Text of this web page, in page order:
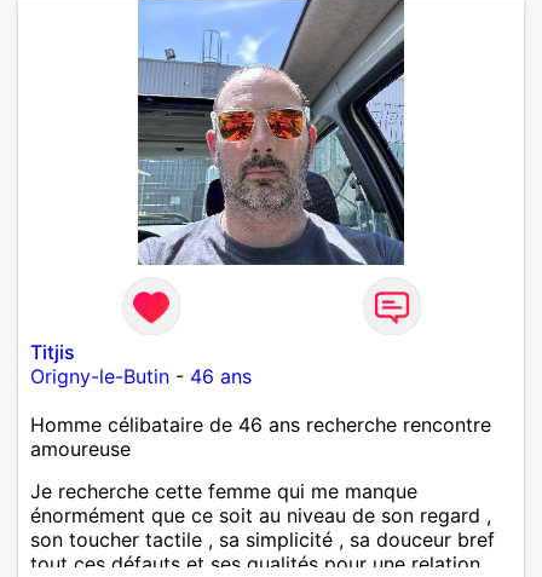
Titjis
Origny-le-Butin - 46 ans
Homme célibataire de 46 ans recherche rencontre
amoureuse
Je recherche cette femme qui me manque
énormément que ce soit au niveau de son regard ,
son toucher tactile , sa simplicité , sa douceur bref
tout ces défauts et ses qualités pour une relation